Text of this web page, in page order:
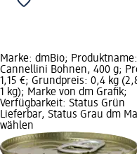
Marke: dmBio; Produktname:
Cannellini Bohnen, 400 g;
1,15 €; Grundpreis: 0,4 kg
1 kg); Marke von dm Grafik;
Verfügbarkeit: Status Grün
Lieferbar, Status Grau dm
wählen